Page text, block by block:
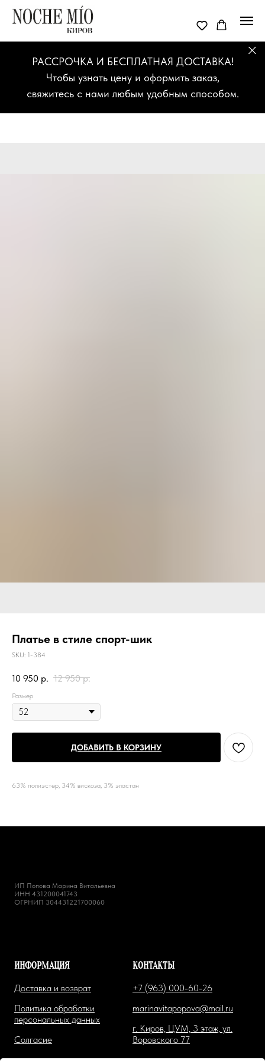
РАССРОЧКА И БЕСПЛАТНАЯ ДОСТАВКА!
Чтобы узнать цену и оформить заказ,
свяжитесь с нами любым удобным способом.
Платье в стиле спорт-шик
SKU: 1-384
10 950 р. 12 950 р.
Размер
ДОБАВИТЬ В КОРЗИНУ
63% полиэстер, 34% вискоза, 3% эластан
ИП Попова Марина Витальевна
ИНН 431200041743
ОГРНИП 304431221700060
ИНФОРМАЦИЯ
Доставка и возврат
Политика обработки
персональных данных
Солгасие
КОНТАКТЫ
+7 (963) 000-60-26
marinavitapopova@mail.ru
г. Киров, ЦУМ, 3 этаж, ул.
Воровского 77